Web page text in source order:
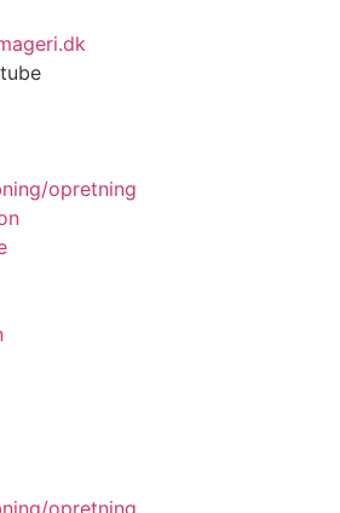
opretning
opretning